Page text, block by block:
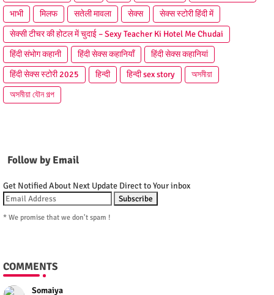
भाभी
मिलफ सतेली मावला सेक्स
सेक्स स्टोरी हिंदी में
सेक्सी टीचर की होटल में चुदाई – Sexy Teacher Ki Hotel Me Chudai
हिंदी संभोग कहानी
हिंदी सेक्स कहानियाँ
हिंदी सेक्स कहानियां
हिंदी सेक्स स्टोरी 2025
हिन्दी हिन्दी sex story
অসমীয়া
অসমীয়া যৌন গল্প
Follow by Email
Get Notified About Next Update Direct to Your inbox
* We promise that we don't spam !
COMMENTS
Somaiya